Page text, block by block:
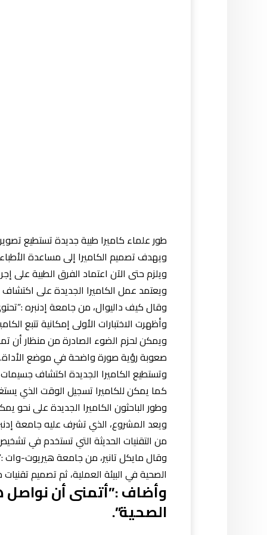
طور علماء كاميرا طبية جديدة تستطيع
ويهدف تصميم الكاميرا إلى مساعدة
ويلزم حتى الآن اعتماد الفرق الطبية
ويعتمد عمل الكاميرا الجديدة على
وقال كيف داليوال، من جامعة إدنبره
وأظهرت الاختبارات الأولى إمكانية تتبع الكاميرا لمصدر ضوء خلال ٢٠
ويمكن لحزم الضوء الصادرة من منظار أن
صعوبة رؤية صورة واضحة في موضع الأداة.
وتستطيع الكاميرا الجديدة اكتشاف
كما يمكن للكاميرا تسجيل الوقت الذي
وطور الباحثون الكاميرا الجديدة على نحو
ويعد المشروع، الذي تشرف عليه جامعة
من التقنيات الحديثة التي تستخدم في
وقال مايكل تانير، من جامعة هيريوت-وات
الصحية في البيئة العملية، ثم تصميم
وأضاف :”أتمنى أن نواصل
الصحية”.